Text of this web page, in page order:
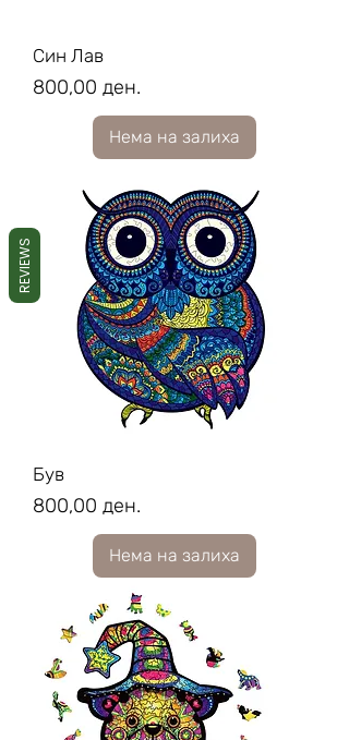
Син Лав
Price
800,00 ден.
Нема на залиха
Був
Price
800,00 ден.
Нема на залиха
REVIEWS